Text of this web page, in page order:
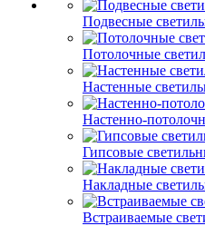
Подвесные
Потолочные
Настенные
Настенно-
Гипсовые
Накладные
Встраиваемые